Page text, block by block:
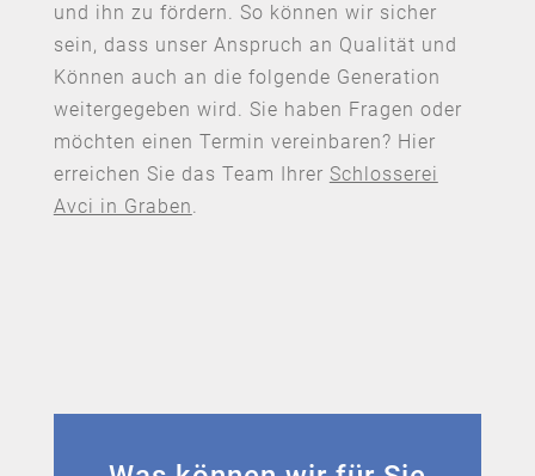
und ihn zu fördern. So können wir sicher
sein, dass unser Anspruch an Qualität und
Können auch an die folgende Generation
weitergegeben wird. Sie haben Fragen oder
möchten einen Termin vereinbaren? Hier
erreichen Sie das Team Ihrer Schlosserei
Avci in Graben.